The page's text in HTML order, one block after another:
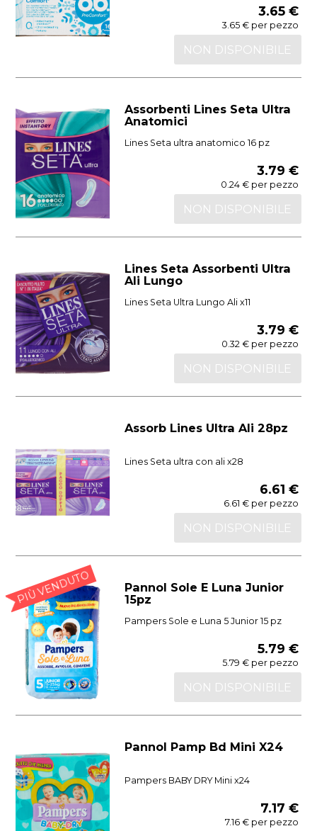
3.65 €
3.65 € per pezzo
NON DISPONIBILE
Assorbenti Lines Seta Ultra
Anatomici
Lines Seta ultra anatomico 16 pz
3.79 €
0.24 € per pezzo
NON DISPONIBILE
Lines Seta Assorbenti Ultra
Ali Lungo
Lines Seta Ultra Lungo Ali x11
3.79 €
0.32 € per pezzo
NON DISPONIBILE
Assorb Lines Ultra Ali 28pz
Lines Seta ultra con ali x28
6.61 €
6.61 € per pezzo
NON DISPONIBILE
PIÙ VENDUTO
Pannol Sole E Luna Junior
15pz
Pampers Sole e Luna 5 Junior 15 pz
5.79 €
5.79 € per pezzo
NON DISPONIBILE
Pannol Pamp Bd Mini X24
Pampers BABY DRY Mini x24
7.17 €
7.16 € per pezzo